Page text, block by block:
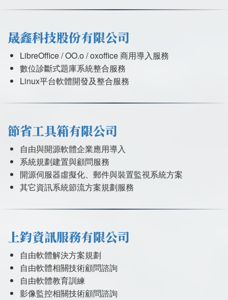
晟鑫科技股份有限公司
LibreOffice / OO.o / oxoffice 商用導入服務
數位診斷式題庫系統整合服務
Linux平台軟體開發及整合服務
節省工具箱有限公司
自由與開源軟體企業應用導入
系統規劃建置與顧問服務
開源伺服器虛擬化、郵件與裝置監視系統方案
其它資訊系統節流方案規劃服務
上鈞資訊服務有限公司
自由軟體解決方案規劃
自由軟體相關技術顧問諮詢
自由軟體教育訓練
影像監控相關技術顧問諮詢